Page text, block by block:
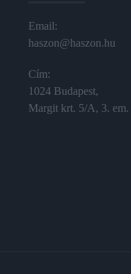
Email:
haszon@haszon.hu
Cím:
1024 Budapest,
Margit krt. 5/A, 3. em.